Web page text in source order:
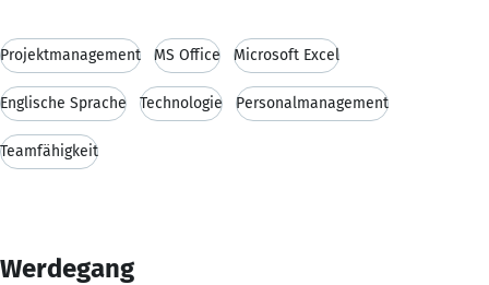
Projektmanagement MS Office Microsoft Excel
Englische Sprache Technologie Personalmanagement
Teamfähigkeit
Werdegang